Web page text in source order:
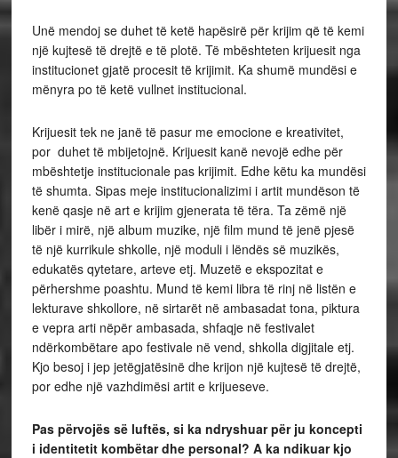
Unë mendoj se duhet të ketë hapësirë për krijim që të kemi
një kujtesë të drejtë e të plotë. Të mbështeten krijuesit nga
institucionet gjatë procesit të krijimit. Ka shumë mundësi e
mënyra po të ketë vullnet institucional.
Krijuesit tek ne janë të pasur me emocione e kreativitet,
por duhet të mbijetojnë. Krijuesit kanë nevojë edhe për
mbështetje institucionale pas krijimit. Edhe këtu ka mundësi
të shumta. Sipas meje institucionalizimi i artit mundëson të
kenë qasje në art e krijim gjenerata të tëra. Ta zëmë një
libër i mirë, një album muzike, një film mund të jenë pjesë
të një kurrikule shkolle, një moduli i lëndës së muzikës,
edukatës qytetare, arteve etj. Muzetë e ekspozitat e
përhershme poashtu. Mund të kemi libra të rinj në listën e
lekturave shkollore, në sirtarët në ambasadat tona, piktura
e vepra arti nëpër ambasada, shfaqje në festivalet
ndërkombëtare apo festivale në vend, shkolla digjitale etj.
Kjo besoj i jep jetëgjatësinë dhe krijon një kujtesë të drejtë,
por edhe një vazhdimësi artit e krijueseve.
Pas përvojës së luftës, si ka ndryshuar për ju koncepti
i identitetit kombëtar dhe personal? A ka ndikuar kjo